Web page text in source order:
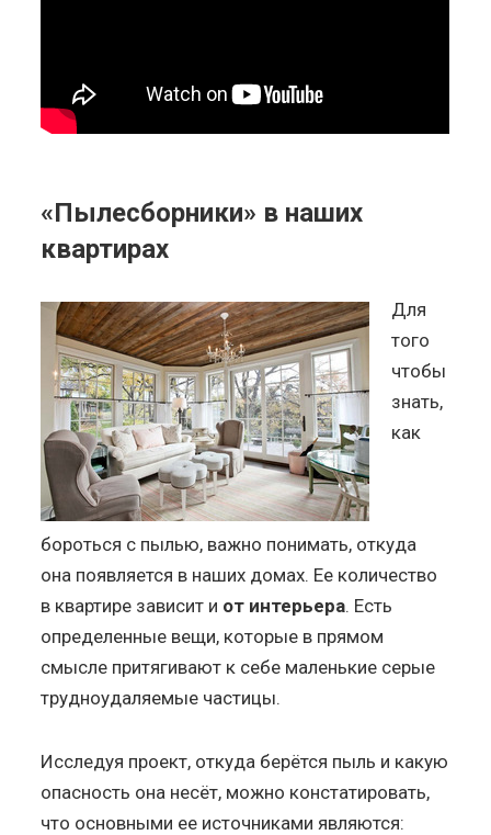
«Пылесборники» в наших
квартирах
Для
того
чтобы
знать,
как
бороться с пылью, важно понимать, откуда
она появляется в наших домах. Ее количество
в квартире зависит и от интерьера. Есть
определенные вещи, которые в прямом
смысле притягивают к себе маленькие серые
трудноудаляемые частицы.
Исследуя проект, откуда берётся пыль и какую
опасность она несёт, можно констатировать,
что основными ее источниками являются: